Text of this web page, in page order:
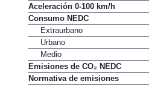
Aceleración 0-100 km/h
Consumo NEDC
Extraurbano
Urbano
Medio
Emisiones de CO₂ NEDC
Normativa de emisiones